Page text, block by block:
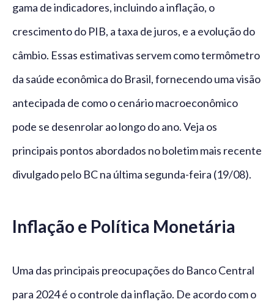
gama de indicadores, incluindo a inflação, o
crescimento do PIB, a taxa de juros, e a evolução do
câmbio. Essas estimativas servem como termômetro
da saúde econômica do Brasil, fornecendo uma visão
antecipada de como o cenário macroeconômico
pode se desenrolar ao longo do ano. Veja os
principais pontos abordados no boletim mais recente
divulgado pelo BC na última segunda-feira (19/08).
Inflação e Política Monetária
Uma das principais preocupações do Banco Central
para 2024 é o controle da inflação. De acordo com o